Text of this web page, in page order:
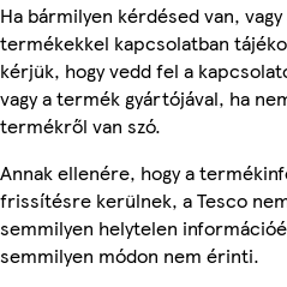
Ha bármilyen kérdésed van,
termékekkel kapcsolatban
kérjük, hogy vedd fel a
vagy a termék gyártójával, ha
termékről van szó.
Annak ellenére, hogy a
frissítésre kerülnek, a Tesco
semmilyen helytelen
semmilyen módon nem érinti.